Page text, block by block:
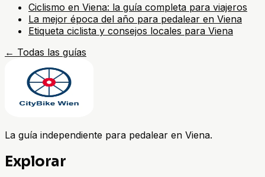
Ciclismo en Viena: la guía completa para viajeros
La mejor época del año para pedalear en Viena
Etiqueta ciclista y consejos locales para Viena
← Todas las guías
La guía independiente para pedalear en Viena.
Explorar